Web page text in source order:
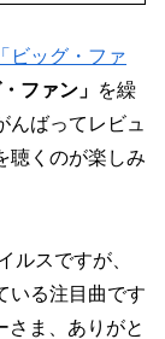
「ビッグ・ファ
ファン」 を繰
んばってレビュ
聴くのが楽しみ
ルスですが、
いる注目曲です
さま、ありがと